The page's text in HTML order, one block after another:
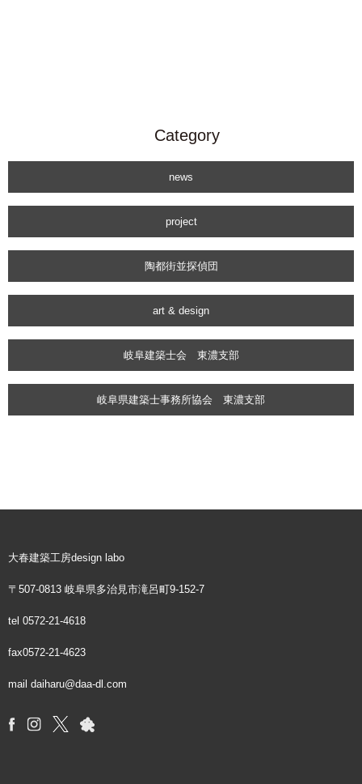
Category
news
project
陶都街並探偵団
art & design
岐阜建築士会 東濃支部
岐阜県建築士事務所協会 東濃支部
大春建築工房design labo
〒507-0813 岐阜県多治見市滝呂町9-152-7
tel 0572-21-4618
fax0572-21-4623
mail daiharu@daa-dl.com